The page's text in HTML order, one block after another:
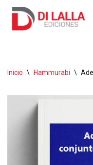
Inicio \ Hammurabi \